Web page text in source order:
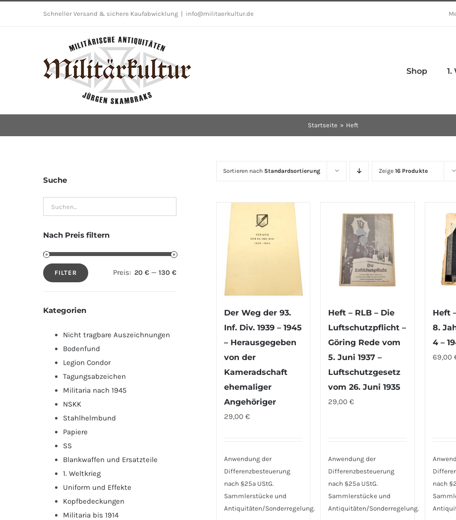
Schneller Versand & sichere Kaufabwicklung info@militaerkultur.de
Shop
Startseite Heft
Sortieren nach Standardsortierung Zeige16 Produkte
Der Weg der 93.
Inf. Div. 1939 – 1945
– Herausgegeben
von der
Kameradschaft
ehemaliger
Angehöriger
29,00€
Anwendung der
Differenzbesteuerung
nach §25a UStG.
Sammlerstücke und
Antiquitäten/Sonderregelung.
Heft – RLB – Die
Luftschutzpflicht –
Göring Rede vom
5. Juni 1937 –
Luftschutzgesetz
vom 26. Juni 1935
29,00€
Anwendung der
Differenzbesteuerung
nach §25a UStG.
Sammlerstücke und
Antiquitäten/Sonderregelung.
Heft
8.
4 –
69,00
nach
Suche
Nach Preis filtern
Min.
Max.
FILTER Preis: 20 € —130 €
Kategorien
Nicht tragbare Auszeichnungen
Bodenfund
Legion Condor
Tagungsabzeichen
Militaria nach 1945
NSKK
Stahlhelmbund
Papiere
SS
Blankwaffen und Ersatzteile
1. Weltkrieg
Uniform und Effekte
Kopfbedeckungen
Militaria bis 1914